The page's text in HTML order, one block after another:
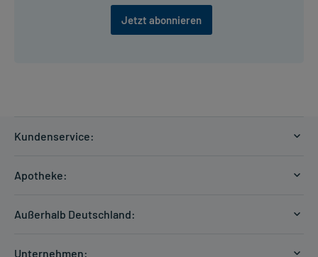
Jetzt abonnieren
Kundenservice:
Zahlungsarten
Hilfe
Apotheke:
Außerhalb Deutschland:
Unternehmen: